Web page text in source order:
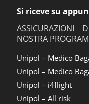
Si riceve su
ASSICURAZIONI
NOSTRA
Unipol – Medico
Unipol – Medico
Unipol – i4flight
Unipol – All risk